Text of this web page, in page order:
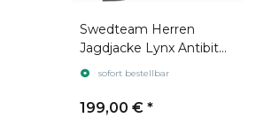
Swedteam Herren
Jagdjacke Lynx Antibite
Dark Grey
sofort bestellbar
199,00 € *